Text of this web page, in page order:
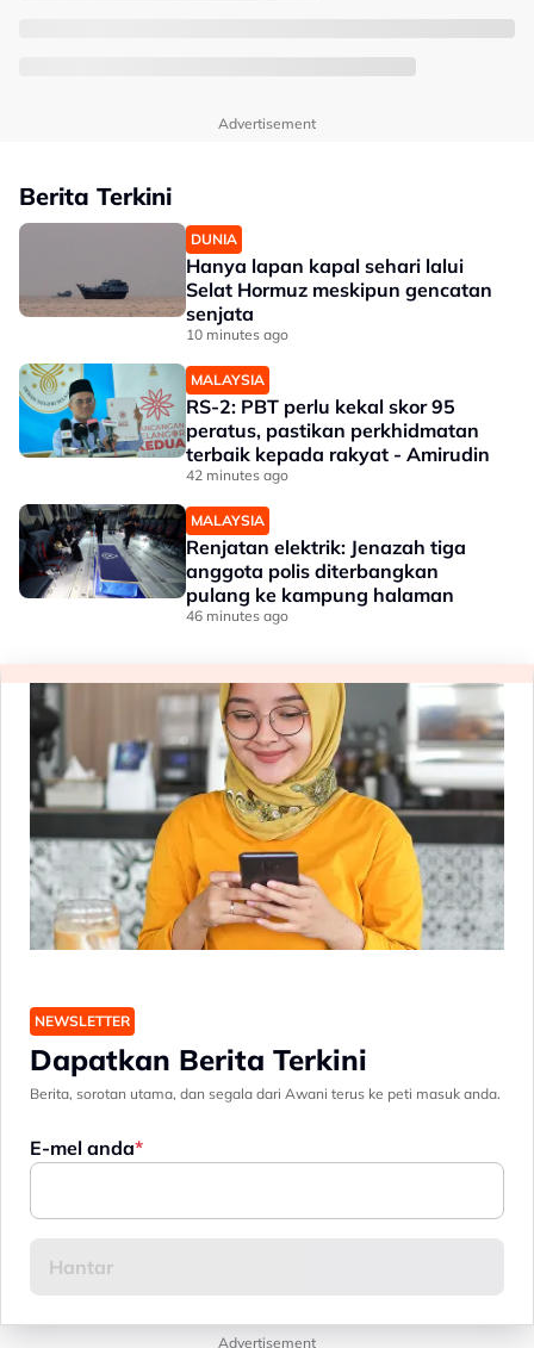
Advertisement
Berita Terkini
DUNIA
Hanya lapan kapal sehari lalui
Selat Hormuz meskipun gencatan
senjata
10 minutes ago
MALAYSIA
RS-2: PBT perlu kekal skor 95
peratus, pastikan perkhidmatan
terbaik kepada rakyat - Amirudin
42 minutes ago
MALAYSIA
Renjatan elektrik: Jenazah tiga
anggota polis diterbangkan
pulang ke kampung halaman
46 minutes ago
NEWSLETTER
Dapatkan Berita Terkini
Berita, sorotan utama, dan segala dari Awani terus ke peti masuk anda.
E-mel anda
Advertisement